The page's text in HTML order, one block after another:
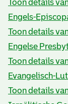
Toon details
Engels-
Toon details
Engelse
Toon details
Evangelisch-
Toon details